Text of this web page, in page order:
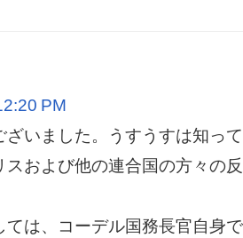
PM
ざいました。うすうすは知っ
スおよび他の連合国の方々の
ては、コーデル国務長官自身